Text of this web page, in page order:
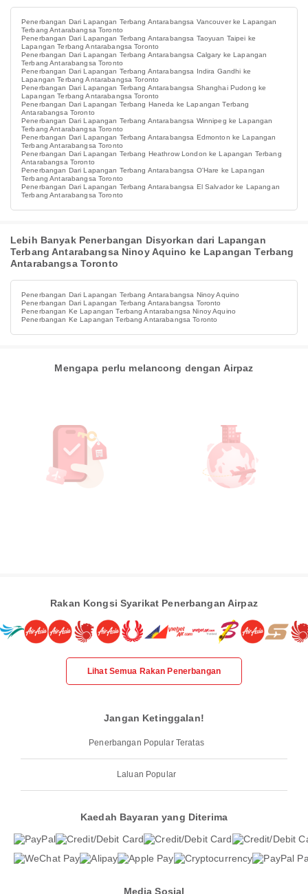
Penerbangan Dari Lapangan Terbang Antarabangsa Vancouver ke Lapangan
Terbang Antarabangsa Toronto
Penerbangan Dari Lapangan Terbang Antarabangsa Taoyuan Taipei ke
Lapangan Terbang Antarabangsa Toronto
Penerbangan Dari Lapangan Terbang Antarabangsa Calgary ke Lapangan
Terbang Antarabangsa Toronto
Penerbangan Dari Lapangan Terbang Antarabangsa Indira Gandhi ke
Lapangan Terbang Antarabangsa Toronto
Penerbangan Dari Lapangan Terbang Antarabangsa Shanghai Pudong ke
Lapangan Terbang Antarabangsa Toronto
Penerbangan Dari Lapangan Terbang Haneda ke Lapangan Terbang
Antarabangsa Toronto
Penerbangan Dari Lapangan Terbang Antarabangsa Winnipeg ke Lapangan
Terbang Antarabangsa Toronto
Penerbangan Dari Lapangan Terbang Antarabangsa Edmonton ke Lapangan
Terbang Antarabangsa Toronto
Penerbangan Dari Lapangan Terbang Heathrow London ke Lapangan Terbang
Antarabangsa Toronto
Penerbangan Dari Lapangan Terbang Antarabangsa O'Hare ke Lapangan
Terbang Antarabangsa Toronto
Penerbangan Dari Lapangan Terbang Antarabangsa El Salvador ke Lapangan
Terbang Antarabangsa Toronto
Lebih Banyak Penerbangan Disyorkan dari Lapangan
Terbang Antarabangsa Ninoy Aquino ke Lapangan Terbang
Antarabangsa Toronto
Penerbangan Dari Lapangan Terbang Antarabangsa Ninoy Aquino
Penerbangan Dari Lapangan Terbang Antarabangsa Toronto
Penerbangan Ke Lapangan Terbang Antarabangsa Ninoy Aquino
Penerbangan Ke Lapangan Terbang Antarabangsa Toronto
Mengapa perlu melancong dengan Airpaz
Rakan Kongsi Syarikat Penerbangan Airpaz
Lihat Semua Rakan Penerbangan
Jangan Ketinggalan!
Penerbangan Popular Teratas
Laluan Popular
Kaedah Bayaran yang Diterima
Media Sosial